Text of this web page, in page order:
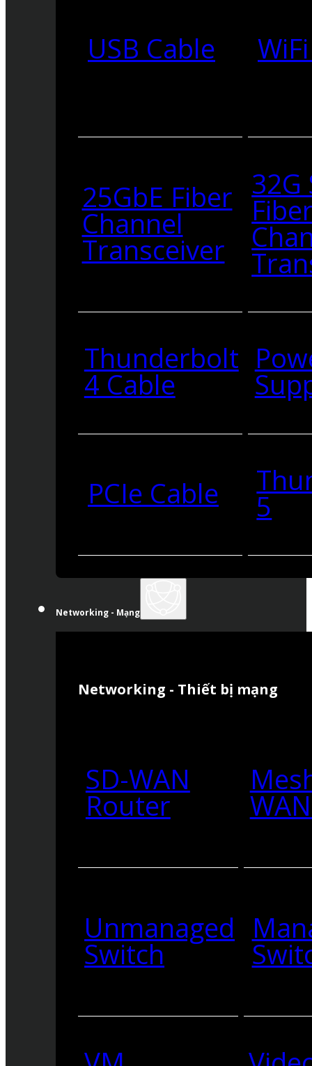
USB Cable
25GbE Fiber
Channel
Transceiver
32G
Thunderbolt
4 Cable
PCIe Cable 5
Networking - Mạng
Networking - Thiết bị mạng
SD-WAN
Router
Unmanaged
Switch